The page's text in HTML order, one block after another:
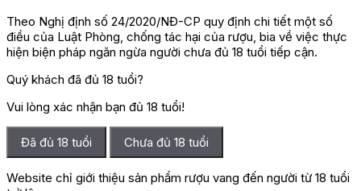
Theo Nghị định số 24/2020/NĐ-CP quy định chi tiết một số
điều của Luật Phòng, chống tác hại của rượu, bia về việc thực
hiện biện pháp ngăn ngừa người chưa đủ 18 tuổi tiếp cận.
Quý khách đã đủ 18 tuổi?
Vui lòng xác nhận bạn đủ 18 tuổi!
Đã đủ 18 tuổi Chưa đủ 18 tuổi
Website chỉ giới thiệu sản phẩm rượu vang đến người từ 18 tuổi